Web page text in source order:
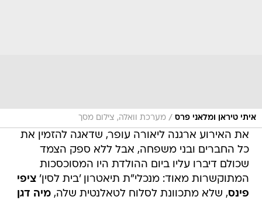
איתי טיראן ומלאני פרס / מערכת וואלה, צילום מסך
את האירוע ארגנה ליאורה עופר, שדאגה להזמין את
כל החברים ובני משפחה, אבל ללא ספק הצמד
שכולם דיברו עליו ביום ההולדת היו המסוכסכות
המתוקשרות מאוד: מנכלי"ת תיאטרון 'בית לסין'ציפי
פינס, שלא מתכוונת לסלוח לטאלנטית שלה,מיה דגן